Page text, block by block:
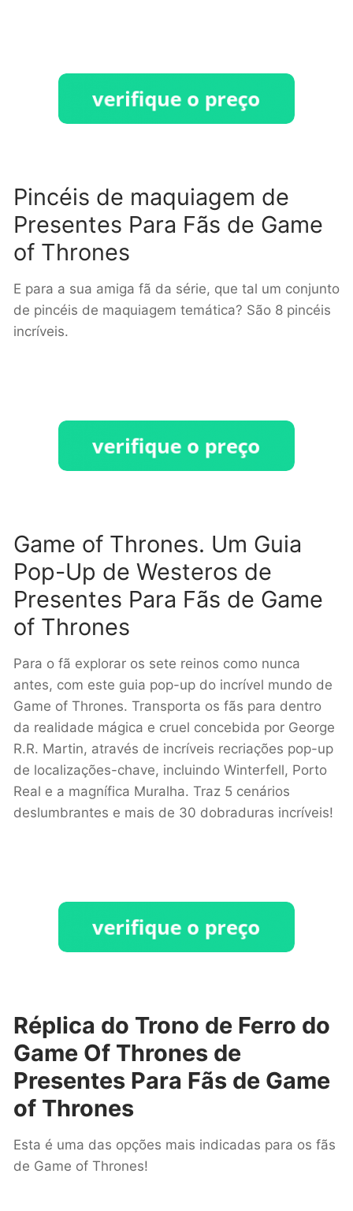
Pincéis de maquiagem de
Presentes Para Fãs de Game
of Thrones
E para a sua amiga fã da série, que tal um conjunto
de pincéis de maquiagem temática? São 8 pincéis
incríveis.
Game of Thrones. Um Guia
Pop-Up de Westeros de
Presentes Para Fãs de Game
of Thrones
Para o fã explorar os sete reinos como nunca
antes, com este guia pop-up do incrível mundo de
Game of Thrones. Transporta os fãs para dentro
da realidade mágica e cruel concebida por George
R.R. Martin, através de incríveis recriações pop-up
de localizações-chave, incluindo Winterfell, Porto
Real e a magnífica Muralha. Traz 5 cenários
deslumbrantes e mais de 30 dobraduras incríveis!
Réplica do Trono de Ferro do
Game Of Thrones de
Presentes Para Fãs de Game
of Thrones
Esta é uma das opções mais indicadas para os fãs
de Game of Thrones!